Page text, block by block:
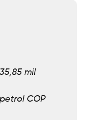
mil
COP